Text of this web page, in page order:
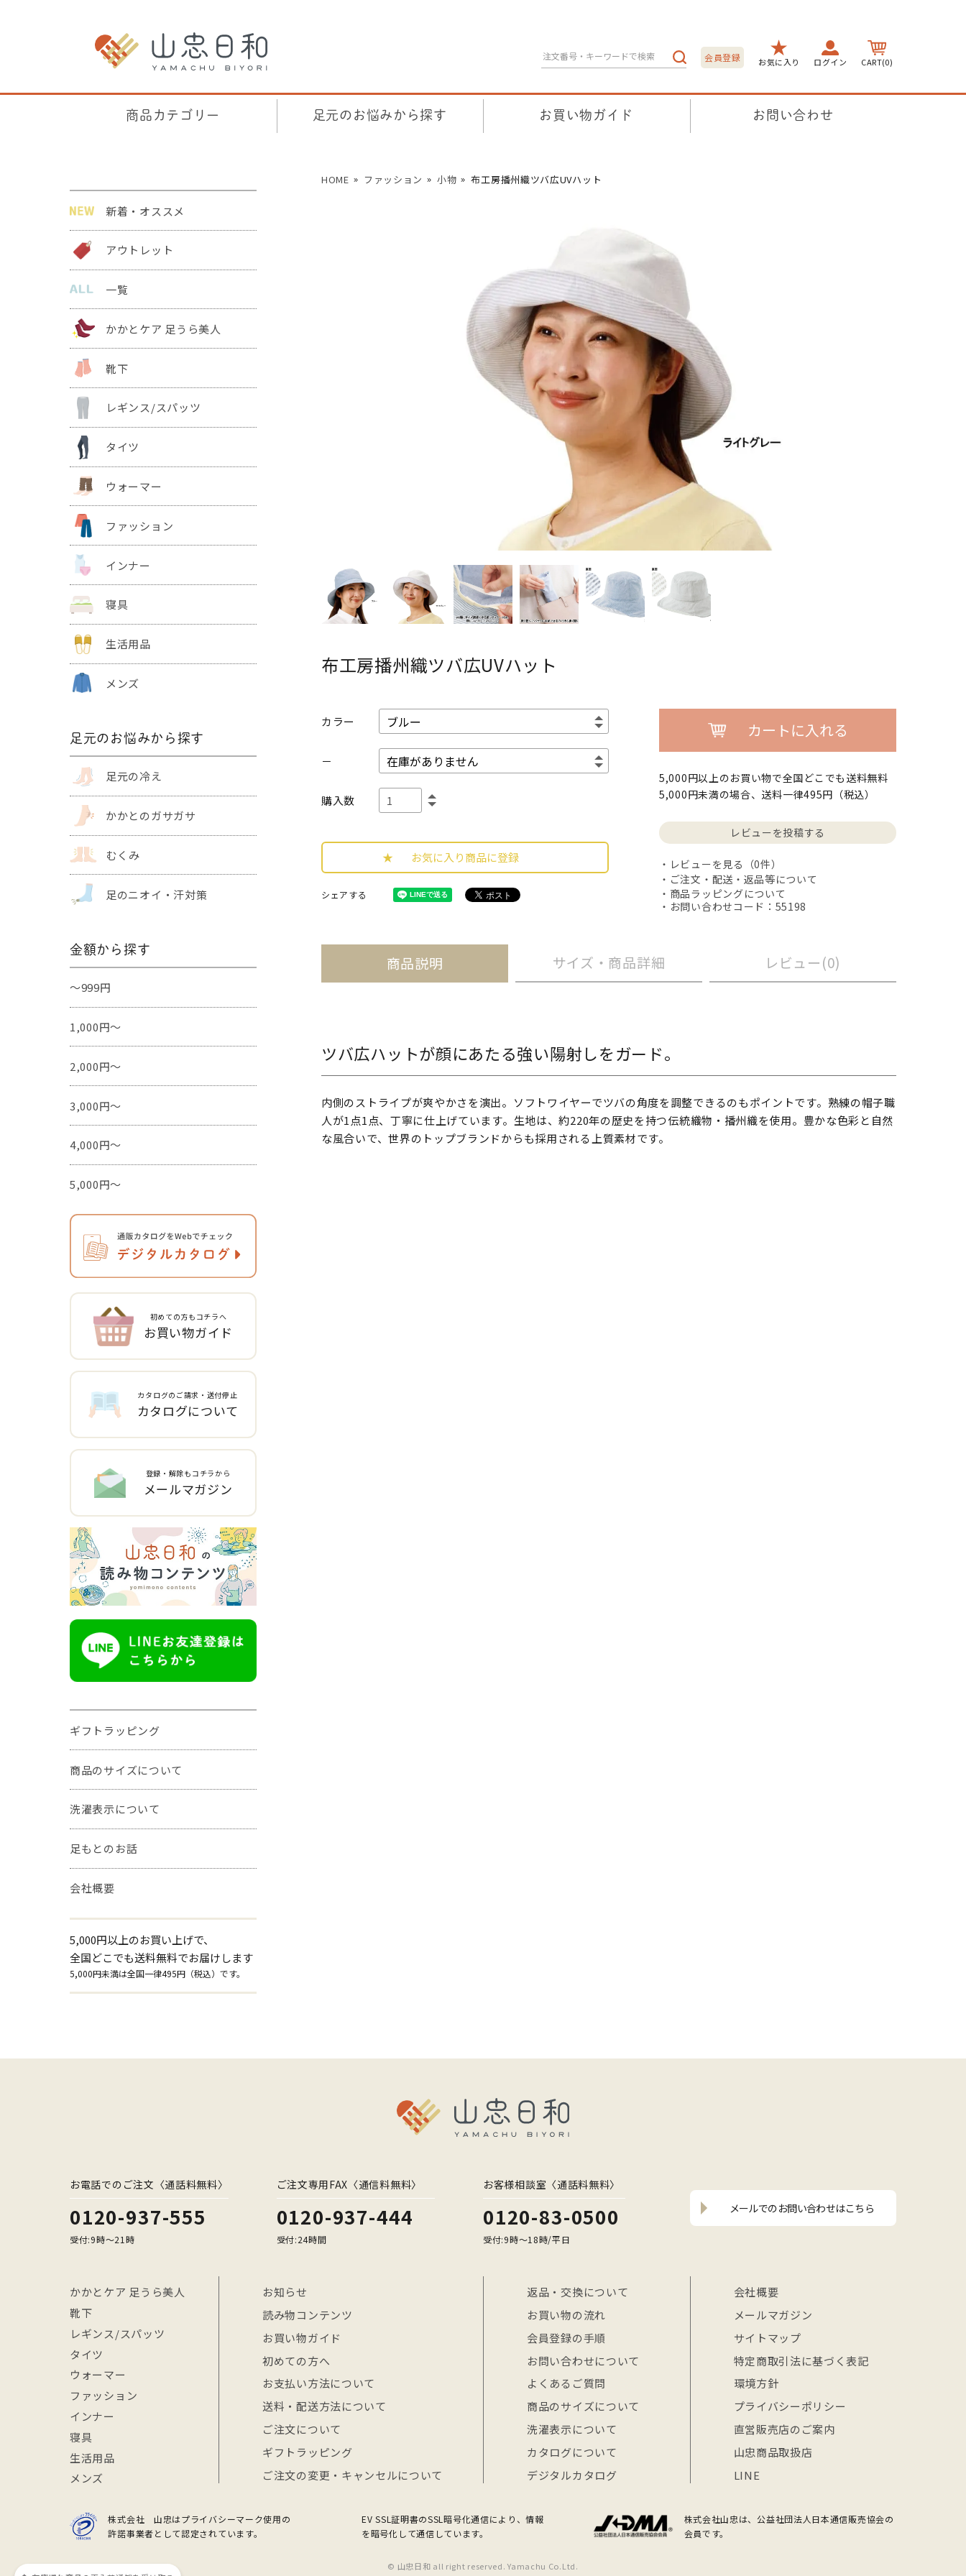
会員登録 お気に入り ログイン CART(0)
商品カテゴリー 足元のお悩みから探す お買い物ガイド お問い合わせ
新着・オススメ
アウトレット
一覧
かかとケア 足うら美人
靴下
レギンス/スパッツ
タイツ
ウォーマー
ファッション
インナー
寝具
生活用品
メンズ
足元のお悩みから探す
足元の冷え
かかとのガサガサ
むくみ
足のニオイ・ 汗対策
金額から探す
～999円
1,000円～
2,000円～
3,000円～
4,000円～
5,000円～
初めての方もコチラへ
お買い物ガイド
カタログのご請求・送付停止
カタログについて
登録・解除もコチラから
メールマガジン
ギフトラッピング
商品のサイズについて
洗濯表示について
足もとのお話
会社概要
5,000円以上のお買い上げで、
全国どこでも送料無料でお届けします
5,000円未満は全国一律495円（税込）です。
HOME ファッション 小物 布工房播州織ツバ広UVハット
布工房播州織ツバ広UVハット
カラー
－
購入数
お気に入り商品に登録
シェアする
カートに入れる
5,000円以上のお買い物で全国どこでも送料無料
5,000円未満の場合、送料一律495円（税込）
レビューを投稿する
レビューを見る（0件）
ご注文・配送・返品等について
商品ラッピングについて
・お問い合わせコード：55198
商品説明 サイズ・ 商品詳細 レビュー(0)
ツバ広ハットが顔にあたる強い陽射しをガード。
内側のストライプが爽やかさを演出。ソフトワイヤーでツバの角度を調整できるのもポイントです。熟練の帽子職
人が1点1点、丁寧に仕上げています。生地は、約220年の歴史を持つ伝統織物・播州織を使用。豊かな色彩と自然
な風合いで、世界のトップブランドからも採用される上質素材です。
お電話でのご注文〈通話料無料〉
0120-937-555
受付:9時〜21時
ご注文専用FAX〈通信料無料〉
0120-937-444
受付:24時間
お客様相談室〈通話料無料〉
0120-83-0500
受付:9時〜18時/平日
メールでのお問い合わせはこちら
かかとケア 足うら美人
靴下
レギンス/スパッツ
タイツ
ウォーマー
ファッション
インナー
寝具
生活用品
メンズ
お知らせ
読み物コンテンツ
お買い物ガイド
初めての方へ
お支払い方法について
送料・配送方法について
ご注文について
ギフトラッピング
ご注文の変更・キャンセルについて
返品・交換について
お買い物の流れ
会員登録の手順
お問い合わせについて
よくあるご質問
商品のサイズについて
洗濯表示について
カタログについて
デジタルカタログ
会社概要
メールマガジン
サイトマップ
特定商取引法に基づく表記
環境方針
プライバシーポリシー
直営販売店のご案内
山忠商品取扱店
LINE
株式会社 山忠はプライバシーマーク使用の
許諾事業者として認定されています。
EV SSL証明書のSSL暗号化通信により、情報
を暗号化して通信しています。
株式会社山忠は、公益社団法人日本通信販売協会の
会員です。
© 山忠日和 all right reserved. Yamachu Co.Ltd.